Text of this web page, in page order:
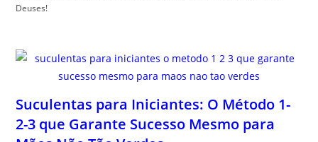
Deuses!
Suculentas para Iniciantes: O Método 1-
2-3 que Garante Sucesso Mesmo para